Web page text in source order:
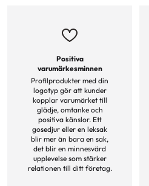
Positiva
varumärkesminnen
Profilprodukter med din
logotyp gör att kunder
kopplar varumärket till
glädje, omtanke och
positiva känslor. Ett
gosedjur eller en leksak
blir mer än bara en sak,
det blir en minnesvärd
upplevelse som stärker
relationen till ditt företag.